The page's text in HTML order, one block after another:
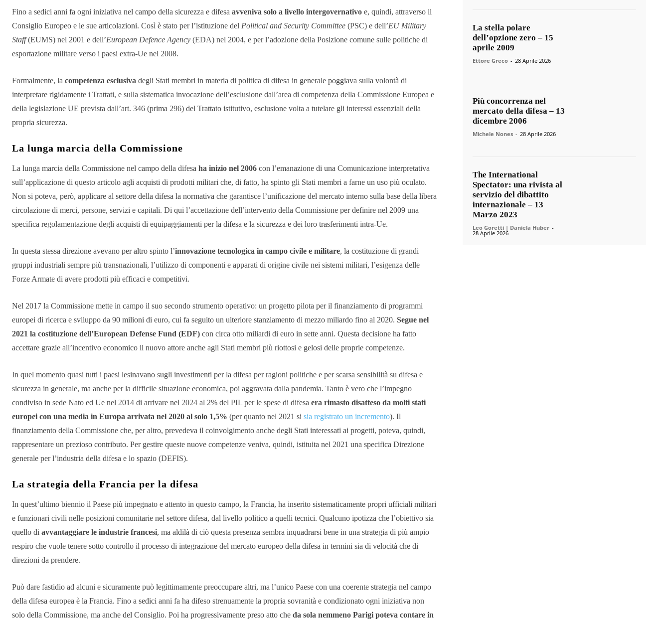
Fino a sedici anni fa ogni iniziativa nel campo della sicurezza e difesa avveniva solo a livello intergovernativo e, quindi, attraverso il
Consiglio Europeo e le sue articolazioni. Così è stato per l’istituzione del Political and Security Committee (PSC) e dell’EU Military
Staff(EUMS) nel 2001 e dell’European Defence Agency (EDA) nel 2004, e per l’adozione della Posizione comune sulle politiche di
esportazione militare verso i paesi extra-Ue nel 2008.
Formalmente, la competenza esclusiva degli Stati membri in materia di politica di difesa in generale poggiava sulla volontà di
interpretare rigidamente i Trattati, e sulla sistematica invocazione dell’esclusione dall’area di competenza della Commissione Europea e
della legislazione UE prevista dall’art. 346 (prima 296) del Trattato istitutivo, esclusione volta a tutelare gli interessi essenziali della
propria sicurezza.
La lunga marcia della Commissione
La lunga marcia della Commissione nel campo della difesa ha inizio nel 2006 con l’emanazione di una Comunicazione interpretativa
sull’applicazione di questo articolo agli acquisti di prodotti militari che, di fatto, ha spinto gli Stati membri a farne un uso più oculato.
Non si poteva, però, applicare al settore della difesa la normativa che garantisce l’unificazione del mercato interno sulla base della libera
circolazione di merci, persone, servizi e capitali. Di qui l’accettazione dell’intervento della Commissione per definire nel 2009 una
specifica regolamentazione degli acquisti di equipaggiamenti per la difesa e la sicurezza e dei loro trasferimenti intra-Ue.
In questa stessa direzione avevano per altro spinto l’innovazione tecnologica in campo civile e militare, la costituzione di grandi
gruppi industriali sempre più transnazionali, l’utilizzo di componenti e apparati di origine civile nei sistemi militari, l’esigenza delle
Forze Armate di avere prodotti più efficaci e competitivi.
Nel 2017 la Commissione mette in campo il suo secondo strumento operativo: un progetto pilota per il finanziamento di programmi
europei di ricerca e sviluppo da 90 milioni di euro, cui fa seguito un ulteriore stanziamento di mezzo miliardo fino al 2020. Segue nel
2021 la costituzione dell’European Defense Fund (EDF) con circa otto miliardi di euro in sette anni. Questa decisione ha fatto
accettare grazie all’incentivo economico il nuovo attore anche agli Stati membri più riottosi e gelosi delle proprie competenze.
In quel momento quasi tutti i paesi lesinavano sugli investimenti per la difesa per ragioni politiche e per scarsa sensibilità su difesa e
sicurezza in generale, ma anche per la difficile situazione economica, poi aggravata dalla pandemia. Tanto è vero che l’impegno
condiviso in sede Nato ed Ue nel 2014 di arrivare nel 2024 al 2% del PIL per le spese di difesa era rimasto disatteso da molti stati
europei con una media in Europa arrivata nel 2020 al solo 1,5% (per quanto nel 2021 si sia registrato un incremento). Il
finanziamento della Commissione che, per altro, prevedeva il coinvolgimento anche degli Stati interessati ai progetti, poteva, quindi,
rappresentare un prezioso contributo. Per gestire queste nuove competenze veniva, quindi, istituita nel 2021 una specifica Direzione
generale per l’industria della difesa e lo spazio (DEFIS).
La strategia della Francia per la difesa
In quest’ultimo biennio il Paese più impegnato e attento in questo campo, la Francia, ha inserito sistematicamente propri ufficiali militari
e funzionari civili nelle posizioni comunitarie nel settore difesa, dal livello politico a quelli tecnici. Qualcuno ipotizza che l’obiettivo sia
quello di avvantaggiare le industrie francesi, ma aldilà di ciò questa presenza sembra inquadrarsi bene in una strategia di più ampio
respiro che vuole tenere sotto controllo il processo di integrazione del mercato europeo della difesa in termini sia di velocità che di
direzioni da prendere.
Può dare fastidio ad alcuni e sicuramente può legittimamente preoccupare altri, ma l’unico Paese con una coerente strategia nel campo
della difesa europea è la Francia. Fino a sedici anni fa ha difeso strenuamente la propria sovranità e condizionato ogni iniziativa non
solo della Commissione, ma anche del Consiglio. Poi ha progressivamente preso atto che da sola nemmeno Parigi poteva contare in
La stella polare
dell’opzione zero – 15
aprile 2009
Ettore Greco - 28 Aprile 2026
Più concorrenza nel
mercato della difesa – 13
dicembre 2006
Michele Nones - 28 Aprile 2026
The International
Spectator: una rivista al
servizio del dibattito
internazionale – 13
Marzo 2023
Leo Goretti | Daniela Huber -
28 Aprile 2026